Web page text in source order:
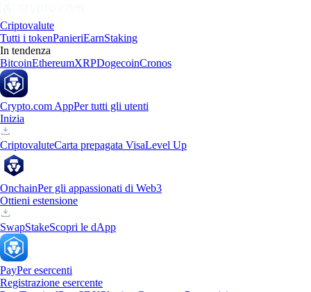
Criptovalute
Tutti i tokenPanieriEarnStaking
In tendenza
BitcoinEthereumXRPDogecoinCronos
Crypto.com AppPer tutti gli utenti
Inizia
CriptovaluteCarta prepagata VisaLevel Up
OnchainPer gli appassionati di Web3
Ottieni estensione
SwapStakeScopri le dApp
PayPer esercenti
Registrazione esercente